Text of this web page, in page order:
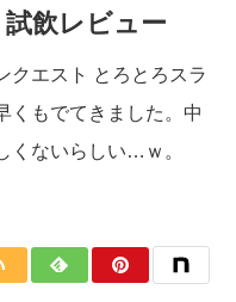
飲レビュー
クエスト とろとろスラ
くもでてきました。中
くないらしい…ｗ。